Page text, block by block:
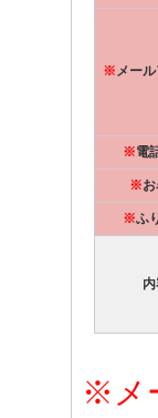
※メー
※電
※
※ふ
※メ